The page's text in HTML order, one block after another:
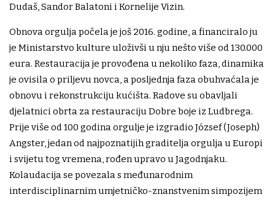
Dudaš, Sandor Balatoni i Kornelije Vizin.
Obnova orgulja počela je još 2016. godine, a financiralo ju
je Ministarstvo kulture uloživši u nju nešto više od 130.000
eura. Restauracija je provođena u nekoliko faza, dinamika
je ovisila o priljevu novca, a posljednja faza obuhvaćala je
obnovu i rekonstrukciju kućišta. Radove su obavljali
djelatnici obrta za restauraciju Dobre boje iz Ludbrega.
Prije više od 100 godina orgulje je izgradio József (Joseph)
Angster, jedan od najpoznatijih graditelja orgulja u Europi
i svijetu tog vremena, rođen upravo u Jagodnjaku.
Kolaudacija se povezala s međunarodnim
interdisciplinarnim umjetničko-znanstvenim simpozijem